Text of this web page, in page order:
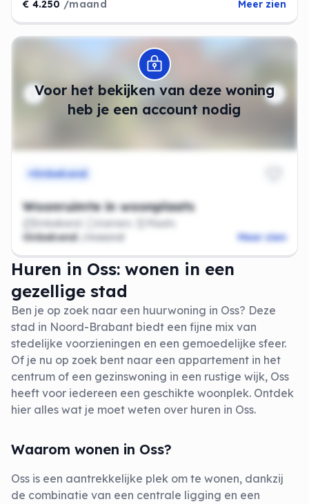
€ 4.250 /maand Meer zien
Voor het bekijken van deze woning
heb je een account nodig
Modal openen
Onbekend
Woonruimte in woonplaats
Onbekend Kamers
Plaats
Onbekend
/maand Meer zien
Huren in Oss: wonen in een
gezellige stad
Ben je op zoek naar een huurwoning in Oss? Deze
stad in Noord-Brabant biedt een fijne mix van
stedelijke voorzieningen en een gemoedelijke sfeer.
Of je nu op zoek bent naar een appartement in het
centrum of een gezinswoning in een rustige wijk, Oss
heeft voor iedereen een geschikte woonplek. Ontdek
hier alles wat je moet weten over huren in Oss.
Waarom wonen in Oss?
Oss is een aantrekkelijke plek om te wonen, dankzij
de combinatie van een centrale ligging en een